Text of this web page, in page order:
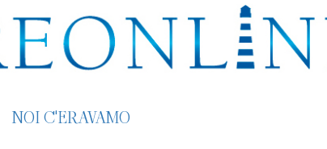
NOI C'ERAVAMO